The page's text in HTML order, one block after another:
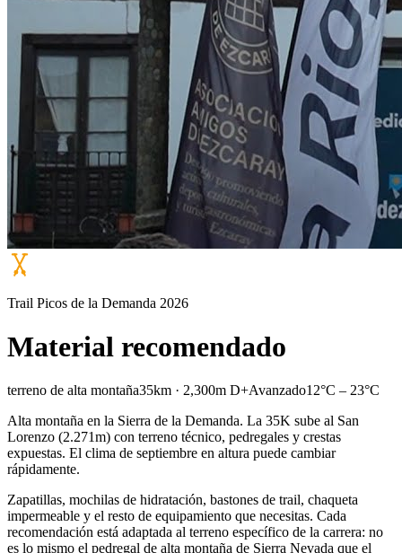
Trail Picos de la Demanda 2026
Material recomendado
terreno de alta montaña35km · 2,300m D+Avanzado12°C – 23°C
Alta montaña en la Sierra de la Demanda. La 35K sube al San
Lorenzo (2.271m) con terreno técnico, pedregales y crestas
expuestas. El clima de septiembre en altura puede cambiar
rápidamente.
Zapatillas, mochilas de hidratación, bastones de trail, chaqueta
impermeable y el resto de equipamiento que necesitas. Cada
recomendación está adaptada al terreno específico de la carrera: no
es lo mismo el pedregal de alta montaña de Sierra Nevada que el